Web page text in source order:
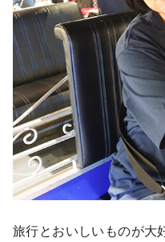
旅行とおいしいものが大